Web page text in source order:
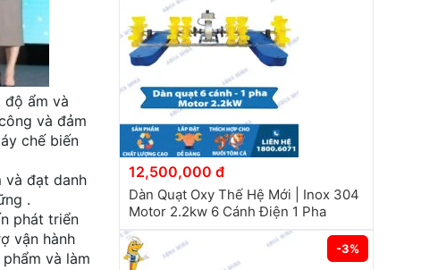
độ ẩm và
và đảm
chế biến
và đạt danh
.
phát triển
vận hành
và làm
12,500,000 đ
Dàn Quạt Oxy Thế Hệ Mới | Inox 304
Motor 2.2kw 6 Cánh Điện 1 Pha
-3%